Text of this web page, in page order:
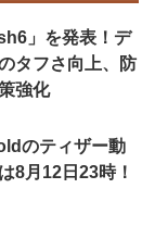
」を発表！デ
タフさ向上、防
強化
のティザー動
8月12日23時！